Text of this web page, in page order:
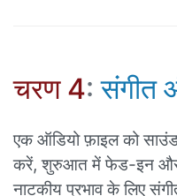
चरण 4: संगीत
एक ऑडियो फ़ाइल को
करें, शुरुआत में फेड-इन
नाटकीय प्रभाव के लिए